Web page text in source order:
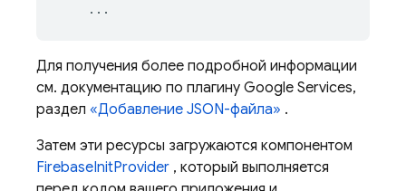
Для получения более подробной информации
см. документацию по плагину Google Services,
раздел «Добавление JSON-файла» .
Затем эти ресурсы загружаются компонентом
FirebaseInitProvider , который выполняется